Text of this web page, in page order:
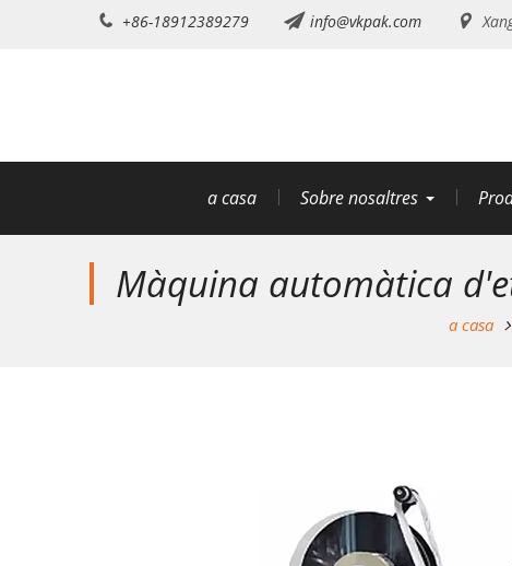
+86-18912389279 info@vkpak.com
a casa Sobre nosaltres
Màquina automàtica
a casa